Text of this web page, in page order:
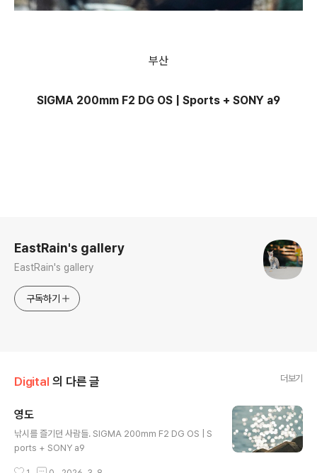
부산
SIGMA 200mm F2 DG OS | Sports + SONY a9
EastRain's gallery
EastRain's gallery
구독하기
Digital 의 다른 글 더보기
영도
낚시를 즐기던 사람들. SIGMA 200mm F2 DG OS | S
ports + SONY a9